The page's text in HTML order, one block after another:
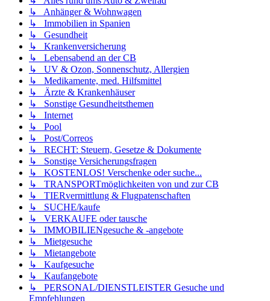
↳ Anhänger & Wohnwagen
↳ Immobilien in Spanien
↳ Gesundheit
↳ Krankenversicherung
↳ Lebensabend an der CB
↳ UV & Ozon, Sonnenschutz, Allergien
↳ Medikamente, med. Hilfsmittel
↳ Ärzte & Krankenhäuser
↳ Sonstige Gesundheitsthemen
↳ Internet
↳ Pool
↳ Post/Correos
↳ RECHT: Steuern, Gesetze & Dokumente
↳ Sonstige Versicherungsfragen
↳ KOSTENLOS! Verschenke oder suche...
↳ TRANSPORTmöglichkeiten von und zur CB
↳ TIERvermittlung & Flugpatenschaften
↳ SUCHE/kaufe
↳ VERKAUFE oder tausche
↳ IMMOBILIENgesuche & -angebote
↳ Mietgesuche
↳ Mietangebote
↳ Kaufgesuche
↳ Kaufangebote
↳ PERSONAL/DIENSTLEISTER Gesuche und
Empfehlungen